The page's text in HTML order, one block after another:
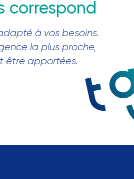
correspond
à vos besoins.
la plus proche,
être apportées.